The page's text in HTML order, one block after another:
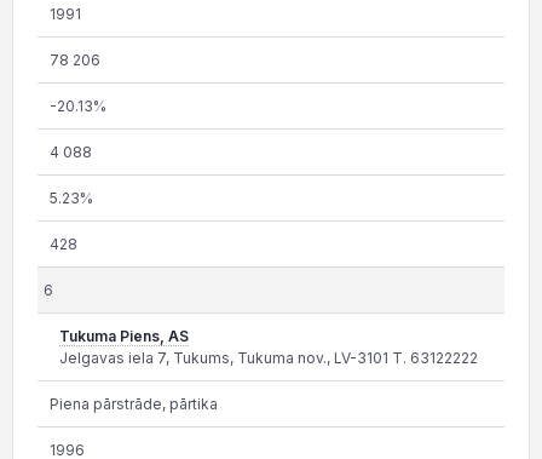
1991
78 206
-20.13%
4 088
5.23%
428
6
Tukuma Piens, AS
Jelgavas iela 7, Tukums, Tukuma nov., LV-3101 T. 63122222
Piena pārstrāde, pārtika
1996